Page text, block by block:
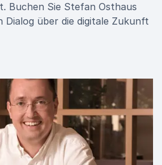
Buchen Sie Stefan Osthaus
Dialog über die digitale Zukunft